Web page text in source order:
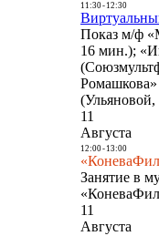
11:30- 12:30
Показ м/ф
16 мин.);
11
Августа
12:00- 13:00
Занятие в
11
Августа